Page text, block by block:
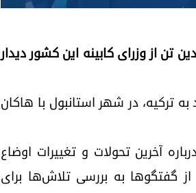
تن از وزرای کابینه این کشور دیدار
ترکیه، در شهر استانبول با هاکان
آخرین تحولات و تغییرات اوضاع
گفتگوها به بررسی تلاش‌ها برای